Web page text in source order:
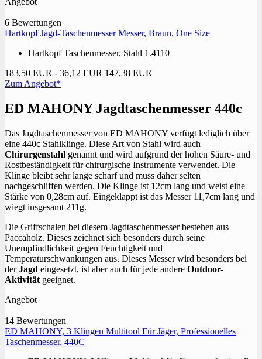
6 Bewertungen
Hartkopf Jagd-Taschenmesser Messer, Braun, One Size
Hartkopf Taschenmesser, Stahl 1.4110
183,50 EUR - 36,12 EUR 147,38 EUR
Zum Angebot*
ED MAHONY Jagdtaschenmesser 440c
Das Jagdtaschenmesser von ED MAHONY verfügt lediglich über
eine 440c Stahlklinge. Diese Art von Stahl wird auch
Chirurgenstahl genannt und wird aufgrund der hohen Säure- und
Rostbeständigkeit für chirurgische Instrumente verwendet. Die
Klinge bleibt sehr lange scharf und muss daher selten
nachgeschliffen werden. Die Klinge ist 12cm lang und weist eine
Stärke von 0,28cm auf. Eingeklappt ist das Messer 11,7cm lang und
wiegt insgesamt 211g.
Die Griffschalen bei diesem Jagdtaschenmesser bestehen aus
Paccaholz. Dieses zeichnet sich besonders durch seine
Unempfindlichkeit gegen Feuchtigkeit und
Temperaturschwankungen aus. Dieses Messer wird besonders bei
derJagd eingesetzt, ist aber auch für jede andere Outdoor-
Aktivität geeignet.
Angebot
14 Bewertungen
ED MAHONY, 3 Klingen Multitool Für Jäger, Professionelles
Taschenmesser, 440C